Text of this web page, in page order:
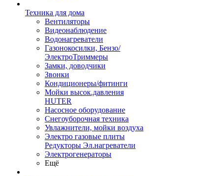
Техника для дома
Вентиляторы
Видеонаблюдение
Водонагреватели
Газонокосилки, Бензо/
ЭлектроТриммеры
Замки, доводчики
Звонки
Кондиционеры/фитинги
Мойки высок.давления
HUTER
Насосное оборудование
Снегоуборочная техника
Увлажнители, мойки воздуха
Электро газовые плиты
Редукторы Эл.нагреватели
Электрогенераторы
Ещё